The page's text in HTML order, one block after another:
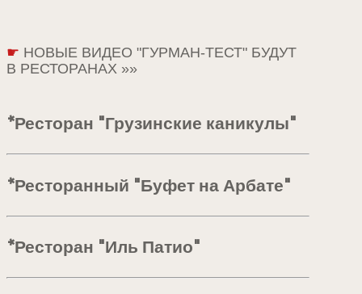
☛ НОВЫЕ ВИДЕО "ГУРМАН-ТЕСТ" БУДУТ
В РЕСТОРАНАХ »»
*Ресторан "Грузинские каникулы"
*Ресторанный "Буфет на Арбате"
*Ресторан "Иль Патио"